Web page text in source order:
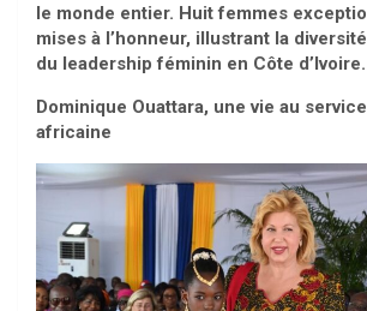
le monde entier. Huit femmes
mises à l’honneur, illustrant la
du leadership féminin en Côte d’Ivoire.
Dominique Ouattara, une vie au
africaine